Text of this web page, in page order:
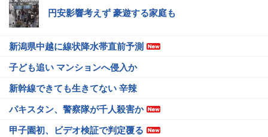
円安影響考えず 豪遊する家庭も
新潟県中越に線状降水帯直前予測
子ども追い マンションへ侵入か
新幹線できても生きてない 辛辣
パキスタン、警察隊が千人殺害か
甲子園初、ビデオ検証で判定覆る